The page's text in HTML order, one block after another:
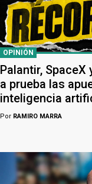
OPINIÓN
Palantir, SpaceX
a prueba las
inteligencia
Por RAMIRO MARRA